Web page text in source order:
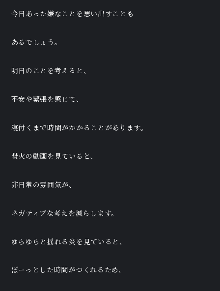
今日あった嫌なことを思い出すことも
あるでしょう。
明日のことを考えると、
不安や緊張を感じて、
寝付くまで時間がかかることがあります。
焚火の動画を見ていると、
非日常の雰囲気が、
ネガティブな考えを減らします。
ゆらゆらと揺れる炎を見ていると、
ぼーっとした時間がつくれるため、